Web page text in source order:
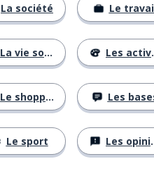
La société
La vie sociale
Le shopping
Le sport
Le
Les activités
Les
Les opinions